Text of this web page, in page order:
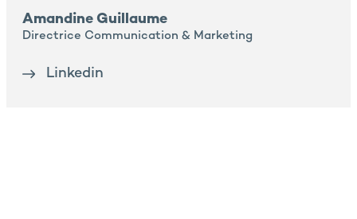
Amandine Guillaume
Directrice Communication & Marketing
Linkedin